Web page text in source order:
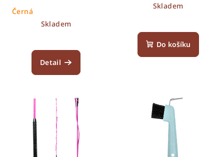
Černá
Skladem
Detail
Skladem
Do košíku